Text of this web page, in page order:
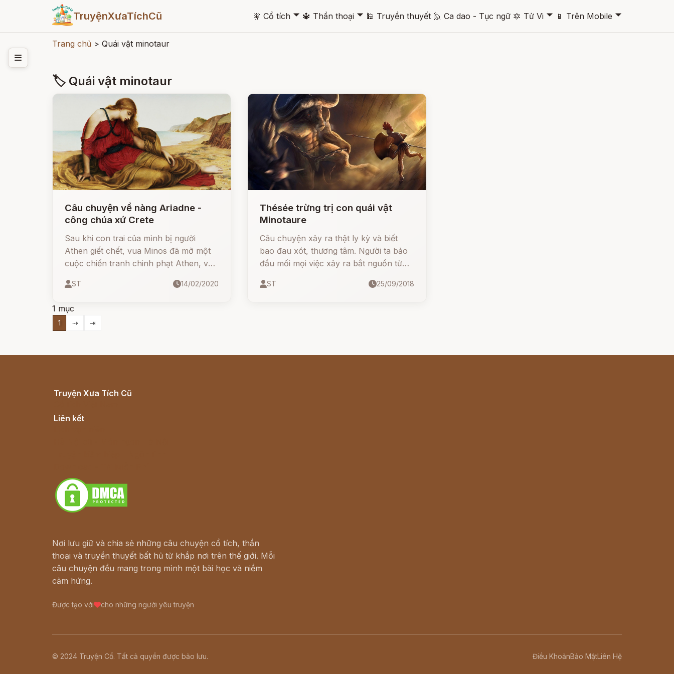
TruyệnXưaTíchCũ 🧚 Cổ tích 🞃 🔱 Thần thoại 🞃 🕌 Truyền thuyết 🙋 Ca dao - Tục ngữ 🔯 Tử Vi 🞃 📱 Trên Mobile 🞃
Trang chủ > Quái vật minotaur
🏷 Quái vật minotaur
Câu chuyện về nàng Ariadne -
công chúa xứ Crete
Sau khi con trai của mình bị người
Athen giết chết, vua Minos đã mở một
cuộc chiến tranh chinh phạt Athen, và
ST 14/02/2020
Thésée trừng trị con quái vật
Minotaure
Câu chuyện xảy ra thật ly kỳ và biết
bao đau xót, thương tâm. Người ta bảo
đầu mối mọi việc xảy ra bắt nguồn từ
ST 25/09/2018
1 mục
1 ⇢ ⇥
Truyện Xưa Tích Cũ
Liên kết
Nơi lưu giữ và chia sẻ những câu chuyện cổ tích, thần
thoại và truyền thuyết bất hủ từ khắp nơi trên thế giới. Mỗi
câu chuyện đều mang trong mình một bài học và niềm
cảm hứng.
Được tạo với cho những người yêu truyện
© 2024 Truyện Cổ. Tất cả quyền được bảo lưu. Điều KhoảnBảo MậtLiên Hệ